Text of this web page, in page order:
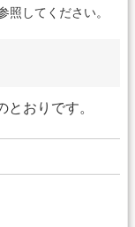
照してください。
おりです。